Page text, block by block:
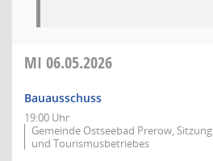
MI 06.05.2026
Bauausschuss
19:00 Uhr
Gemeinde Ostseebad Prerow,
und Tourismusbetriebes